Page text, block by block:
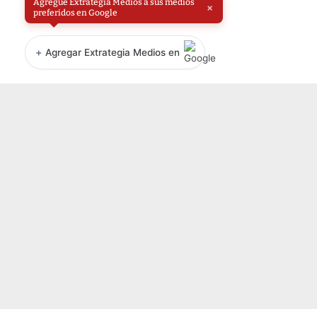
preferidos en Google
×
+ Agregar Extrategia Medios en